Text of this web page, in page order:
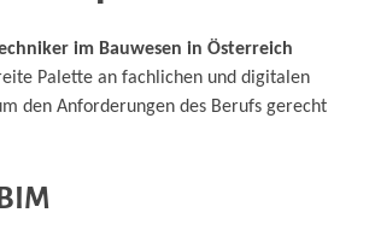
im Bauwesen in Österreich
Palette an fachlichen und digitalen
den Anforderungen des Berufs gerecht